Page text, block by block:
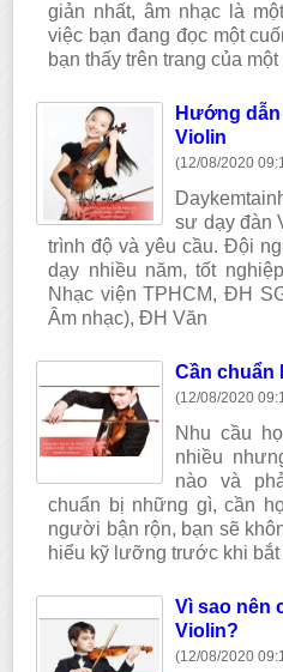
giản nhất, âm nhạc là
việc bạn đang đọc một
bạn thấy trên trang của một
Hướng
Violin
(12/08/2020
sư dạy đàn
trình độ và yêu cầu. Đội
dạy nhiều năm, tốt
Nhạc viện TPHCM, ĐH
Âm nhạc), ĐH Văn
Cần chuẩn
(12/08/2020
Nhu cầu
nhiều
nào và
chuẩn bị những gì, cần
người bận rộn, bạn sẽ
hiểu kỹ lưỡng trước khi
Vì sao nên
Violin?
(12/08/2020